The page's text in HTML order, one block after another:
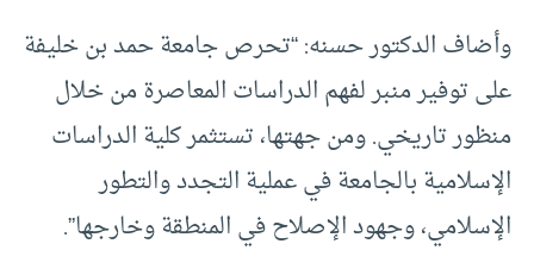
وأضاف الدكتور حسنه: “تحرص جامعة حمد بن خليفة
على توفير منبر لفهم الدراسات المعاصرة من خلال
منظور تاريخي. ومن جهتها، تستثمر كلية الدراسات
الإسلامية بالجامعة في عملية التجدد والتطور
الإسلامي، وجهود الإصلاح في المنطقة وخارجها”.